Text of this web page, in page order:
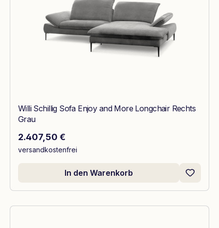
Willi Schillig Sofa Enjoy and More Longchair Rechts
Grau
Regulärer Preis:
2.407,50 €
versandkostenfrei
In den Warenkorb